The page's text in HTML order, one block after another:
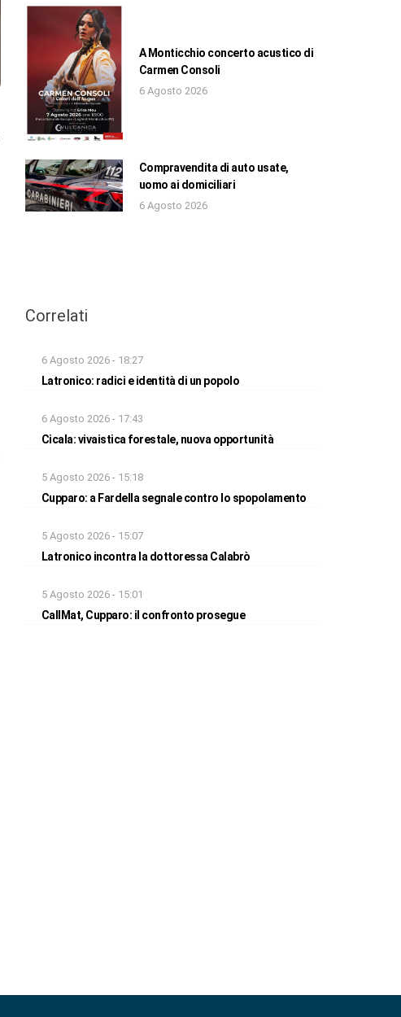
A Monticchio concerto acustico di
Carmen Consoli
6 Agosto 2026
Compravendita di auto usate,
uomo ai domiciliari
6 Agosto 2026
Correlati
6 Agosto 2026 - 18:27
Latronico: radici e identità di un popolo
6 Agosto 2026 - 17:43
Cicala: vivaistica forestale, nuova opportunità
5 Agosto 2026 - 15:18
Cupparo: a Fardella segnale contro lo spopolamento
5 Agosto 2026 - 15:07
Latronico incontra la dottoressa Calabrò
5 Agosto 2026 - 15:01
CallMat, Cupparo: il confronto prosegue